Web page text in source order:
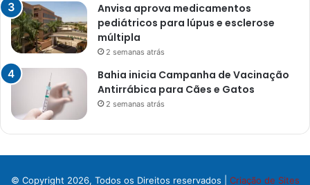
Anvisa aprova medicamentos
pediátricos para lúpus e esclerose
múltipla
2 semanas atrás
Bahia inicia Campanha de Vacinação
Antirrábica para Cães e Gatos
2 semanas atrás
© Copyright 2026, Todos os Direitos reservados | Criação de Sites